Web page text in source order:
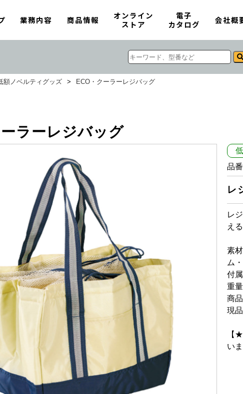
業務内容 商品情報
オンライン
ストア
電子
カタログ
会社概
額ノベルティグッズ > ECO・クーラーレジバッグ
ラーレジバッグ
品
レ
レ
え
素
ム
付
重
商
現
【
い